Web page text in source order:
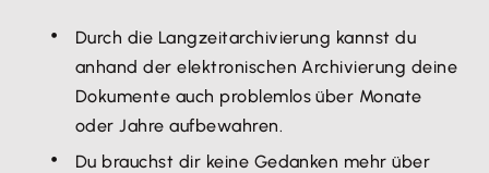
Durch die Langzeitarchivierung kannst du
anhand der elektronischen Archivierung deine
Dokumente auch problemlos über Monate
oder Jahre aufbewahren.
Du brauchst dir keine Gedanken mehr über